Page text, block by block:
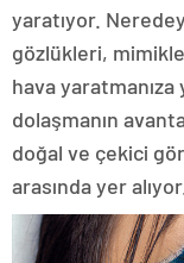
yaratıyor.
gözlükleri,
hava yaratmanıza
dolaşmanın
doğal ve çekici
arasında yer alıyor.